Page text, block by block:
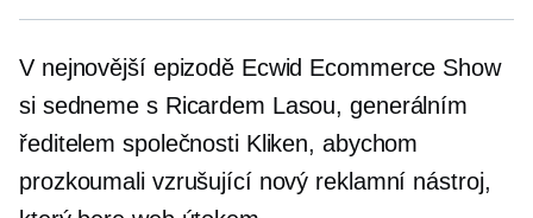
V nejnovější epizodě Ecwid Ecommerce Show
si sedneme s Ricardem Lasou, generálním
ředitelem společnosti Kliken, abychom
prozkoumali vzrušující nový reklamní nástroj,